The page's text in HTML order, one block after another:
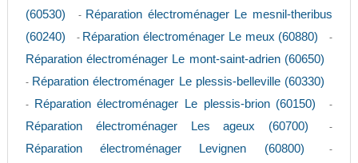
(60530)
- Réparation électroménager Le mesnil-theribus
(60240)
- Réparation électroménager Le meux (60880) -
Réparation électroménager Le mont-saint-adrien (60650)
- Réparation électroménager Le plessis-belleville (60330)
- Réparation électroménager Le plessis-brion (60150) -
Réparation électroménager Les ageux (60700) -
Réparation électroménager Levignen (60800) -